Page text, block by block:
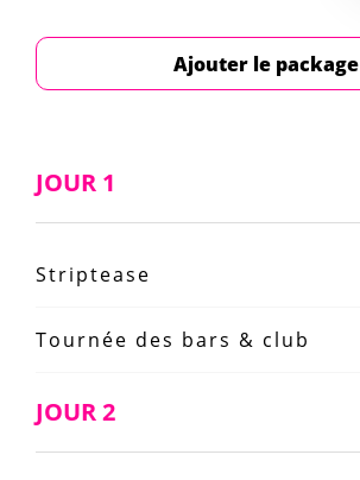
Ajouter le package
JOUR 1
Striptease
Tournée des bars & club
JOUR 2